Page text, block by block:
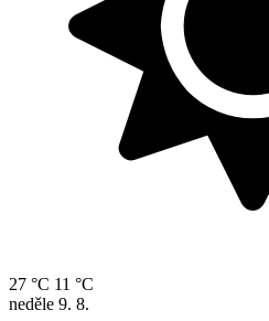
27 °C 11 °C
neděle 9. 8.